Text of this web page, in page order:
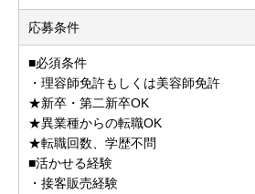
応募条件
■必須条件
・理容師免許もしくは美容師免許
★新卒・第二新卒OK
★異業種からの転職OK
★転職回数、学歴不問
■活かせる経験
・接客販売経験